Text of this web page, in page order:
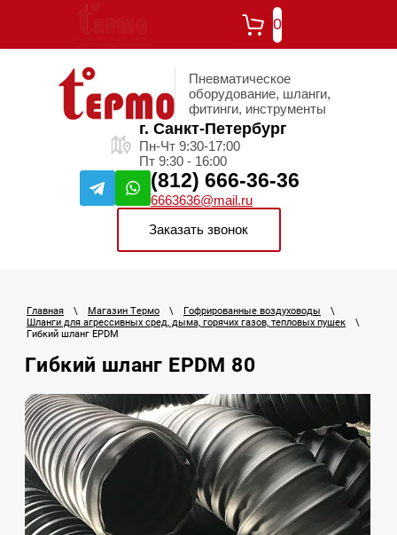
0
Пневматическое
оборудование, шланги,
фитинги, инструменты
г. Санкт-Петербург
Пн-Чт 9:30-17:00
Пт 9:30 - 16:00
(812) 666-36-36
6663636@mail.ru
Заказать звонок
Главная \ Магазин Термо \ Гофрированные воздуховоды
\
Шланги для агрессивных сред, дыма, горячих газов, тепловых пушек
\
Гибкий шланг EPDM
Гибкий шланг EPDM 80